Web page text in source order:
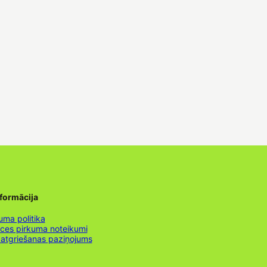
politika
pirkuma noteikumi
paziņojums